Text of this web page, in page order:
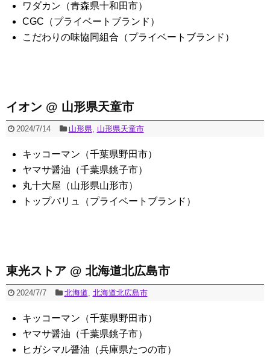
ワダカン（青森県十和田市）
CGC（プライベートブランド）
こだわりの味協同組合（プライベートブランド）
イオン @ 山形県天童市
2024/7/14 山形県, 山形県天童市
キッコーマン（千葉県野田市）
ヤマサ醤油（千葉県銚子市）
丸十大屋（山形県山形市）
トップバリュ（プライベートブランド）
東光ストア @ 北海道北広島市
2024/7/7 北海道, 北海道北広島市
キッコーマン（千葉県野田市）
ヤマサ醤油（千葉県銚子市）
ヒガシマル醤油（兵庫県たつの市）